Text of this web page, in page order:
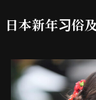
日本新年习俗